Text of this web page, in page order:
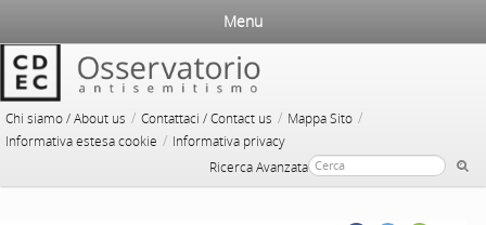
Chi siamo / About us / Contattaci / Contact us / Mappa Sito /
Informativa estesa cookie / Informativa privacy
Ricerca Avanzata
Menu